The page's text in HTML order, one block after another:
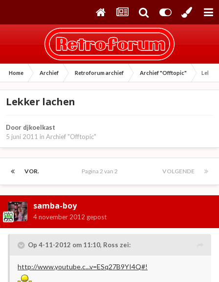
Home Archief Retroforum archief Archief "Offtopic"
Lekker lachen
Door djkoelkast
5 juni 2011 in Archief "Offtopic"
VOR. VOLGENDE
Pagina 2 van 2
samba-boy
4 november 2012 gepost
Op 4-11-2012 om 11:10, Ross zei:
http://www.youtube.c...v=ESq27B9YI4Q#!